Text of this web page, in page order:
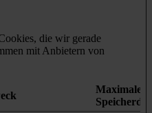
die wir gerade
mit Anbietern von
Maximale